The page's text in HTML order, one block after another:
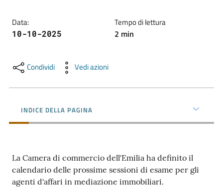
il
territorio
Tutelare
l'Impresa
Consumatore
L'impresa
in
digitale
Data:
10-10-2025
Tempo di lettura
2 min
Condividi Vedi azioni
INDICE DELLA PAGINA
La Camera di commercio dell'Emilia ha definito il
calendario delle prossime sessioni di esame per gli
agenti d'affari in mediazione immobiliari.